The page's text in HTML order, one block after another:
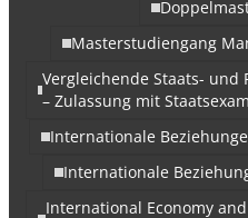
Masterstudiengang
Vergleichende Staats- und
– Zulassung mit
Internationale
Internationale
International Economy